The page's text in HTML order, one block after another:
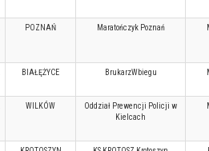
POZNAŃ Maratończyk Poznań
BIAŁĘŻYCE BrukarzWbiegu
WILKÓW
Oddział Prewencji Policji w
Kielcach